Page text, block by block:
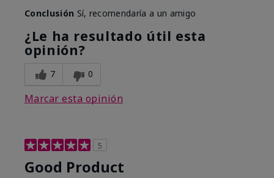
Conclusión Sí, recomendaría a un amigo
¿Le ha resultado útil esta
opinión?
7 0
Marcar esta opinión
5
Good Product